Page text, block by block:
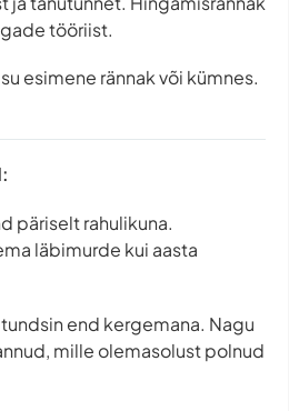
tööriist.
esimene rännak või kümnes.
päriselt rahulikuna.
läbimurde kui aasta
end kergemana. Nagu
mille olemasolust polnud